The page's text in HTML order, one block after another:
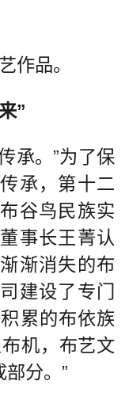
作品。
”
承。”为了保
承，第十二
谷鸟民族实
事长王菁认
渐消失的布
建设了专门
累的布依族
机，布艺文
分。”